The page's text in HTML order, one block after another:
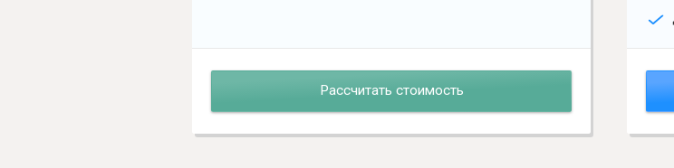
Рассчитать стоимость